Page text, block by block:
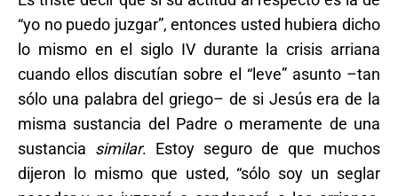
“yo no puedo juzgar”, entonces usted hubiera dicho
lo mismo en el siglo IV durante la crisis arriana
cuando ellos discutían sobre el “leve” asunto –tan
sólo una palabra del griego– de si Jesús era de la
misma sustancia del Padre o meramente de una
sustancia similar. Estoy seguro de que muchos
dijeron lo mismo que usted, “sólo soy un seglar